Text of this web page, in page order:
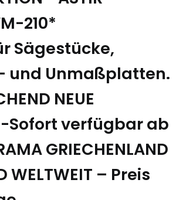
210*
Sägestücke,
und Unmaßplatten.
NEUE
-Sofort verfügbar ab
GRIECHENLAND
WELTWEIT – Preis